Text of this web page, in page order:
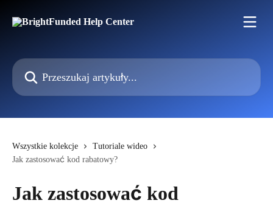
Przeszukaj artykuły...
Wszystkie kolekcje
Tutoriale wideo
Jak zastosować kod rabatowy?
Jak zastosować kod